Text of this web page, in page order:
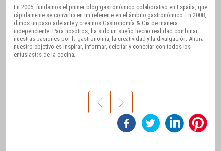
En 2005, fundamos el primer blog gastronómico colaborativo en España, que
rápidamente se convirtió en un referente en el ámbito gastronómico. En 2008,
dimos un paso adelante y creamos Gastronomía & Cía de manera
independiente. Para nosotros, ha sido un sueño hecho realidad combinar
nuestras pasiones por la gastronomía, la creatividad y la divulgación. Ahora
nuestro objetivo es inspirar, informar, deleitar y conectar con todos los
entusiastas de la cocina.